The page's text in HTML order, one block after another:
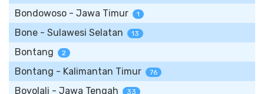
Bondowoso - Jawa Timur 1
Bone - Sulawesi Selatan 13
Bontang 2
Bontang - Kalimantan Timur 76
Boyolali - Jawa Tengah 33